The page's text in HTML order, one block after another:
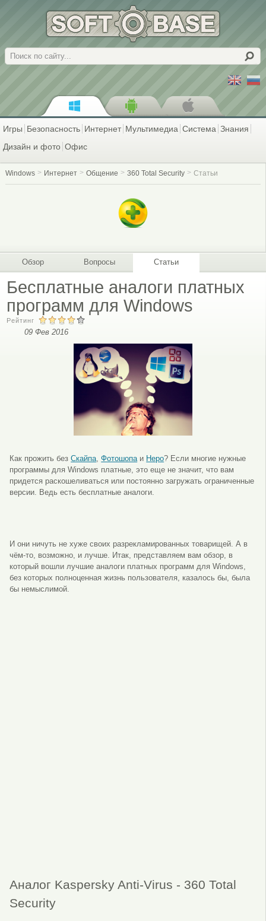
Поиск
Игры Безопасность Интернет Мультимедиа Система Знания
Дизайн и фото Офис
Windows Интернет Общение 360 Total Security Статьи
Обзор Вопросы Статьи
Бесплатные аналоги платных
программ для Windows
Рейтинг
09 Фев 2016
Как прожить безСкайпа ,Фотошопа и Неро? Если многие нужные
программы для Windows платные, это еще не значит, что вам
придется раскошеливаться или постоянно загружать ограниченные
версии. Ведь есть бесплатные аналоги.
И они ничуть не хуже своих разрекламированных товарищей. А в
чём-то, возможно, и лучше. Итак, представляем вам обзор, в
который вошли лучшие аналоги платных программ для Windows,
без которых полноценная жизнь пользователя, казалось бы, была
бы немыслимой.
Аналог Kaspersky Anti-Virus - 360 Total
Security